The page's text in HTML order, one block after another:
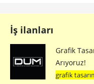
İş ilanları
Grafik
Arıyoruz!
grafik